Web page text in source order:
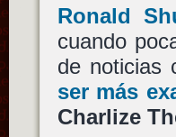
Ronald
cuando
de noticias
ser más
Charlize